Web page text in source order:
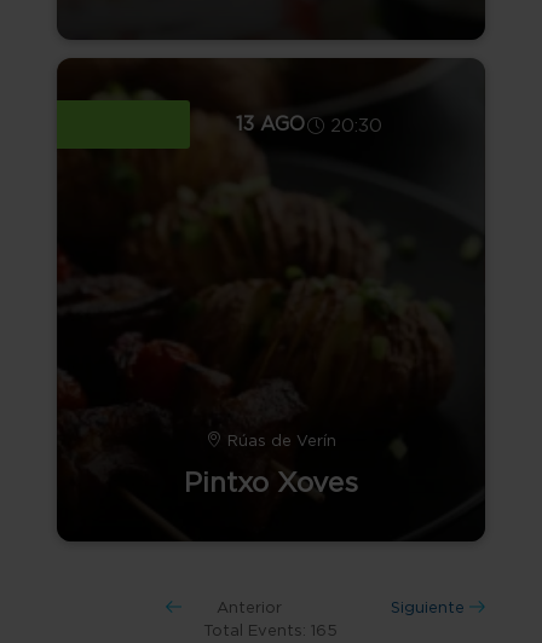
13 AGO 20:30
Rúas de Verín
Pintxo Xoves
Anterior
Siguiente
Total Events: 165